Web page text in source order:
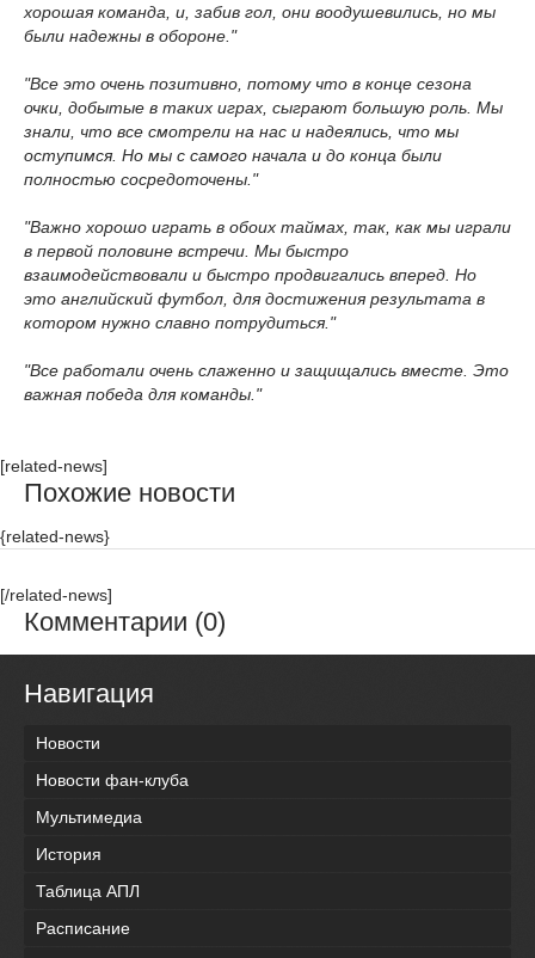
хорошая команда, и, забив гол, они воодушевились, но мы
были надежны в обороне."
"Все это очень позитивно, потому что в конце сезона
очки, добытые в таких играх, сыграют большую роль. Мы
знали, что все смотрели на нас и надеялись, что мы
оступимся. Но мы с самого начала и до конца были
полностью сосредоточены."
"Важно хорошо играть в обоих таймах, так, как мы играли
в первой половине встречи. Мы быстро
взаимодействовали и быстро продвигались вперед. Но
это английский футбол, для достижения результата в
котором нужно славно потрудиться."
"Все работали очень слаженно и защищались вместе. Это
важная победа для команды."
[related-news]
Похожие новости
{related-news}
[/related-news]
Комментарии (0)
Навигация
Новости
Новости фан-клуба
Мультимедиа
История
Таблица АПЛ
Расписание